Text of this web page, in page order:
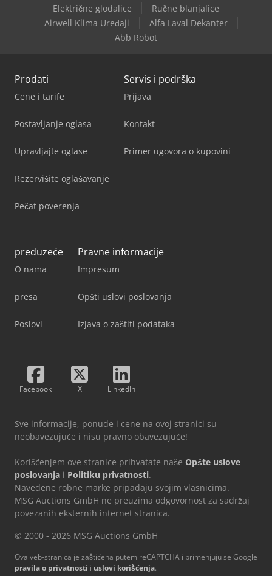
Električne glodalice
Ručne blanjalice
Airwell Klima Uređaji
Alfa Laval Dekanter
Abb Robot
Prodati
Cene i tarife
Postavljanje oglasa
Upravljajte oglase
Rezervišite oglašavanje
Pečat poverenja
Servis i podrška
Prijava
Kontakt
Primer ugovora o kupovini
preduzeće
O nama
presa
Poslovi
Pravne informacije
Impresum
Opšti uslovi poslovanja
Izjava o zaštiti podataka
Facebook X LinkedIn
Sve informacije, ponude i cene na ovoj stranici su
neobavezujuće i nisu pravno obavezujuće!
Korišćenjem ove stranice prihvatate naše Opšte uslove
poslovanja i Politiku privatnosti.
Navedene robne marke pripadaju svojim vlasnicima.
MSG Auctions GmbH ne preuzima odgovornost za sadržaj
povezanih eksternih internet stranica.
© 2000 - 2026 MSG Auctions GmbH
Ova veb-stranica je zaštićena putem reCAPTCHA i primenjuju se Google
pravila o privatnosti i uslovi korišćenja.